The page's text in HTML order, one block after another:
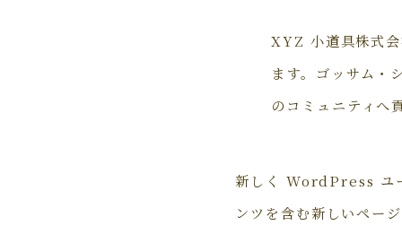
XYZ 小道具株式
ます。ゴッサム・
のコミュニティへ
新しく WordPress ユ
ンツを含む新しいペー